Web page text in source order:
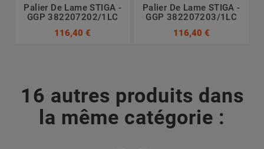
Palier De Lame STIGA -
GGP 382207202/1LC
116,40 €
Palier De Lame STIGA -
GGP 382207203/1LC
116,40 €
16 autres produits dans
la même catégorie :